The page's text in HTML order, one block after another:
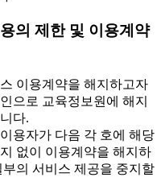
의 제한 및 이용계약
이용계약을 해지하고자
으로 교육정보원에 해지
다.
용자가 다음 각 호에 해당
없이 이용계약을 해지하
의 서비스 제공을 중지할